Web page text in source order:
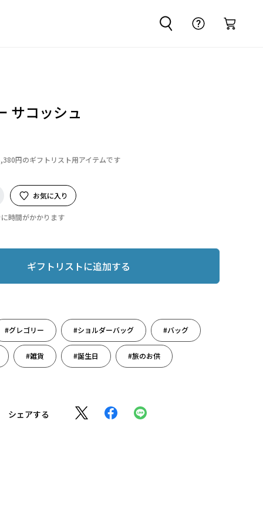
サコッシュ
円のギフトリスト用アイテムです
お気に入り
時間がかかります
ギフトリストに追加する
#グレゴリー #ショルダーバッグ #バッグ
#雑貨 #誕生日 #旅のお供
シェアする